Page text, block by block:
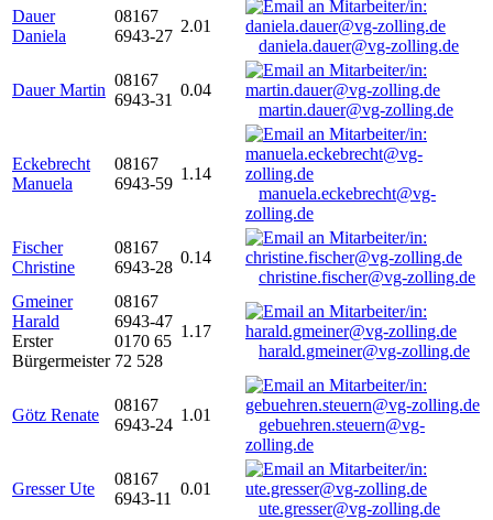
Dauer
Daniela
08167
6943-27
2.01
daniela.dauer@vg-zolling.de
Dauer Martin
08167
6943-31
0.04
martin.dauer@vg-zolling.de
Eckebrecht
Manuela
08167
6943-59
1.14
manuela.eckebrecht@vg-
zolling.de
Fischer
Christine
08167
6943-28
0.14
christine.fischer@vg-zolling.de
Gmeiner
Harald
Erster
Bürgermeister
08167
6943-47
0170 65
72 528
1.17
harald.gmeiner@vg-zolling.de
Götz Renate
08167
6943-24
1.01
gebuehren.steuern@vg-
zolling.de
Gresser Ute
08167
6943-11
0.01
ute.gresser@vg-zolling.de